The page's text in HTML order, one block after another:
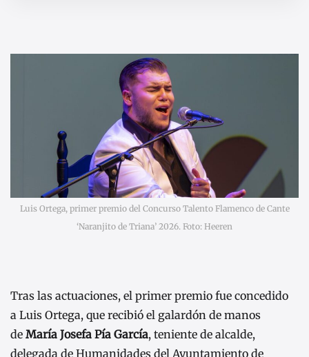
Luis Ortega, primer premio del Concurso Talento Flamenco de Cante
‘Naranjito de Triana’ 2026. Foto: Heeren
Tras las actuaciones, el primer premio fue concedido
a Luis Ortega, que recibió el galardón de manos
de María Josefa Pía García, teniente de alcalde,
delegada de Humanidades del Ayuntamiento de